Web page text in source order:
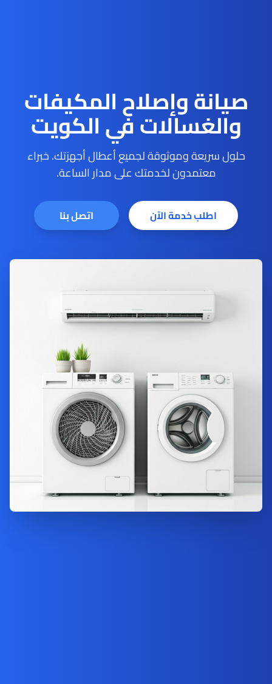
صيانة وإصلاح المكيفات
والغسالات في الكويت
حلول سريعة وموثوقة لجميع أعطال أجهزتك. خبراء
معتمدون لخدمتك على مدار الساعة.
اطلب خدمة الآن اتصل بنا